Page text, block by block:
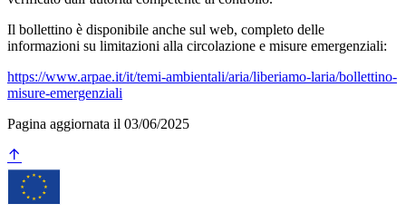
Il bollettino è disponibile anche sul web, completo delle
informazioni su limitazioni alla circolazione e misure emergenziali:
https://www.arpae.it/it/temi-ambientali/aria/liberiamo-laria/bollettino-
misure-emergenziali
Pagina aggiornata il 03/06/2025